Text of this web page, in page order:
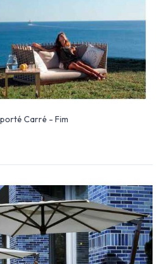
Carré - Fim